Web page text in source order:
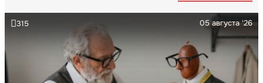
05 августа '26
315